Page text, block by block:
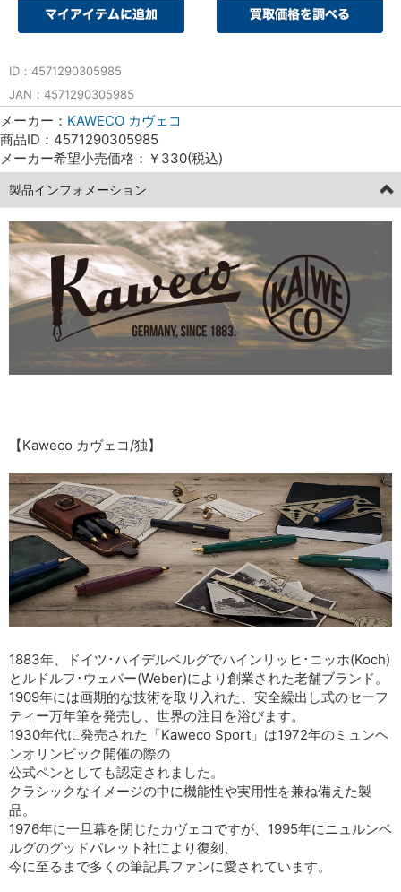
ID：4571290305985
JAN：4571290305985
メーカー： KAWECO カヴェコ
商品ID：4571290305985
メーカー希望小売価格：￥330(税込)
製品インフォメーション
【Kaweco カヴェコ/独】
1883年、ドイツ･ハイデルベルグでハインリッヒ･コッホ(Koch)
とルドルフ･ウェバー(Weber)により創業された老舗ブランド。
1909年には画期的な技術を取り入れた、安全繰出し式のセーフ
ティー万年筆を発売し、世界の注目を浴びます。
1930年代に発売された「Kaweco Sport」は1972年のミュンヘ
ンオリンピック開催の際の
公式ペンとしても認定されました。
クラシックなイメージの中に機能性や実用性を兼ね備えた製
品。
1976年に一旦幕を閉じたカヴェコですが、1995年にニュルンベ
ルグのグッドパレット社により復刻、
今に至るまで多くの筆記具ファンに愛されています。